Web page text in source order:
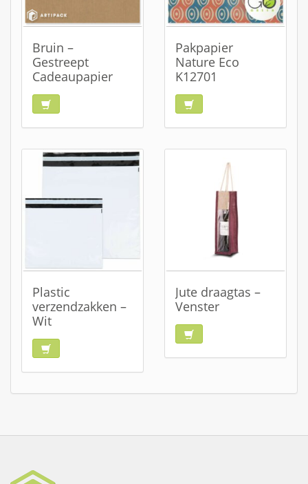
Bruin –
Gestreept
Cadeaupapier
Pakpapier
Nature Eco
K12701
Plastic
verzendzakken –
Wit
Jute draagtas –
Venster